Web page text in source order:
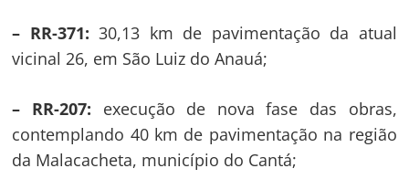
– RR-371: 30,13 km de pavimentação da atual
vicinal 26, em São Luiz do Anauá;
– RR-207: execução de nova fase das obras,
contemplando 40 km de pavimentação na região
da Malacacheta, município do Cantá;